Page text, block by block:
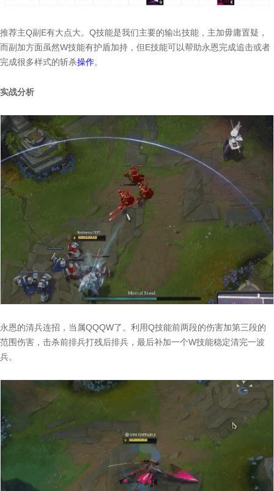
推荐主Q副E有大点大。Q技能是我们主要的输出技能，主加毋庸置疑，
而副加方面虽然W技能有护盾加持，但E技能可以帮助永恩完成追击或者
完成很多样式的斩杀操作。
实战分析
永恩的清兵连招，当属QQQW了。利用Q技能前两段的伤害加第三段的
范围伤害，击杀前排兵打残后排兵，最后补加一个W技能稳定清完一波
兵。